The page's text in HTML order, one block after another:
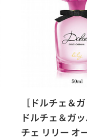
［ドルチェ＆
ドルチェ＆ガ
チェ リリー オ